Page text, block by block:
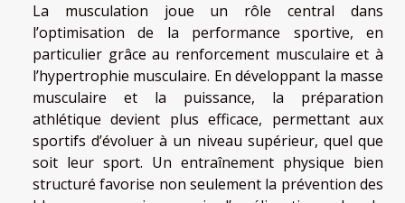
La musculation joue un rôle central dans
l’optimisation de la performance sportive, en
particulier grâce au renforcement musculaire et à
l’hypertrophie musculaire. En développant la masse
musculaire et la puissance, la préparation
athlétique devient plus efficace, permettant aux
sportifs d’évoluer à un niveau supérieur, quel que
soit leur sport. Un entraînement physique bien
structuré favorise non seulement la prévention des